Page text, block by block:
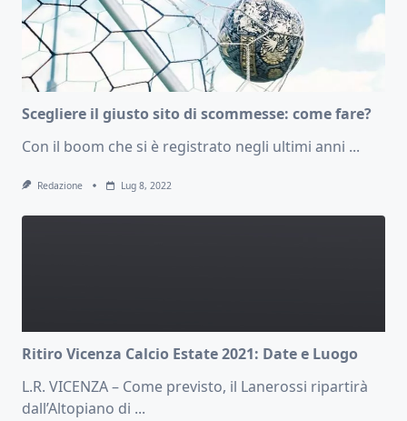
Scegliere il giusto sito di scommesse: come fare?
Con il boom che si è registrato negli ultimi anni ...
Redazione Lug 8, 2022
Ritiro Vicenza Calcio Estate 2021: Date e Luogo
L.R. VICENZA – Come previsto, il Lanerossi ripartirà
dall’Altopiano di ...